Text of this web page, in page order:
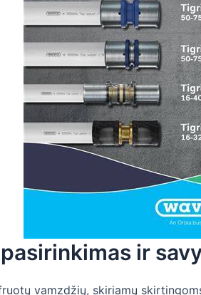
ir
vamzdžių, skiriamų